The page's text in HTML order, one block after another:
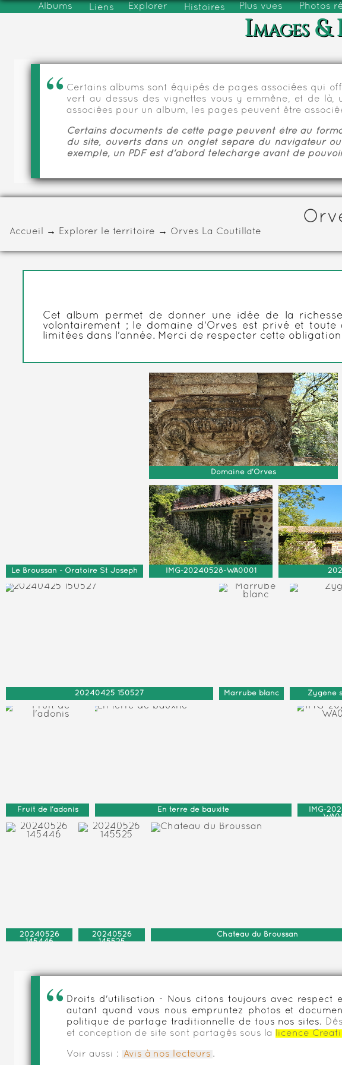
Albums Liens Explorer Histoires Plus vues Photos
Images
Certains albums sont équipés de pages associées qui
vert au dessus des vignettes vous y emmène, et de
associées pour un album, les pages peuvent être
Certains documents de cette page peuvent être au
du site, ouverts dans un onglet séparé du navigateur
exemple, un PDF est d'abord téléchargé avant de
Accueil → Explorer le territoire → Orves La Coutillate
Cet album permet de donner une idée de la
volontairement ; le domaine d'Orves est privé et
limitées dans l'année. Merci de respecter cette
Le Broussan - Oratoire St Joseph
Domaine d'Orves
IMG-20240528-WA0001
20240425 150527 Marrube blanc Zygène
Fruit de l'adonis En terre de bauxite
IMG-
20240526
145446
20240526
145525
Chateau du Broussan
Droits d'utilisation - Nous citons toujours avec respect
autant quand vous nous empruntez photos et
politique de partage traditionnelle de tous nos sites.
et conception de site sont partagés sous la
licence
Voir aussi : Avis à nos lecteurs .